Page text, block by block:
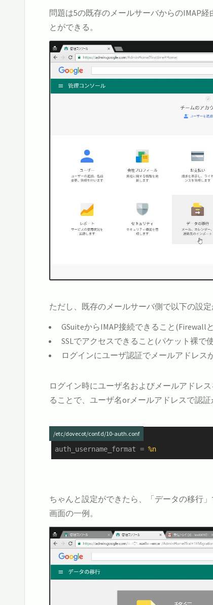
問題は5の既存のメールサーバからのIMAP
とができる。
ただし、既存のメールサーバ側で以下の設定
GSuiteからIMAP接続できること(Firewall
SSLでアクセスできること(パケット裸で
ログインにユーザ認証でメールアドレ
ログイン時にユーザ名およびメールアドレ
ることで、ユーザ名orメールアドレスで認証
/etc/dovecot/conf.d/10-auth.conf
auth_username_format = %n
ちゃんと設定ができたら、「データの移行
画面の一例。